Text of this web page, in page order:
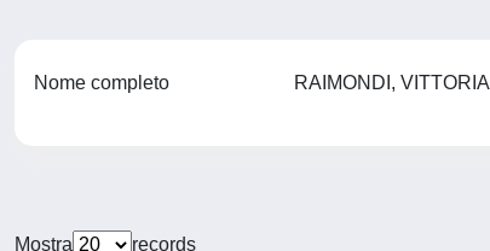
Nome completo RAIMONDI, VITTORIA
Mostra
records